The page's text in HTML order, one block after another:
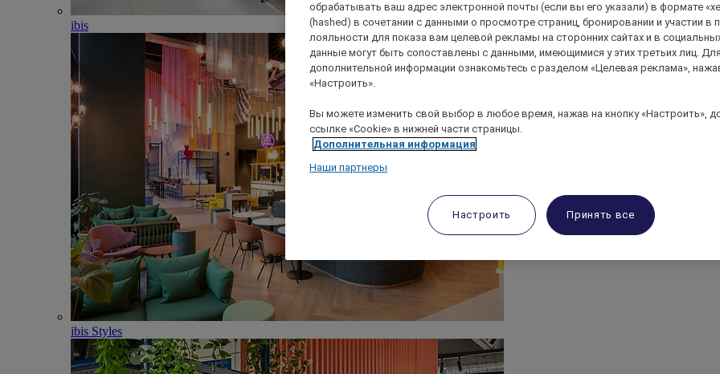
ibis
ibis Styles
обрабатывать ваш адрес электронной почты (если вы его указали) в формате
(hashed) в сочетании с данными о просмотре страниц, бронировании и участии в
лояльности для показа вам целевой рекламы на сторонних сайтах и в
данные могут быть сопоставлены с данными, имеющимися у этих третьих лиц.
дополнительной информации ознакомьтесь с разделом «Целевая реклама»,
«Настроить».
Вы можете изменить свой выбор в любое время, нажав на кнопку «Настроить»,
ссылке «Cookie» в нижней части страницы.
Дополнительная информация
Наши партнеры
Настроить Принять все